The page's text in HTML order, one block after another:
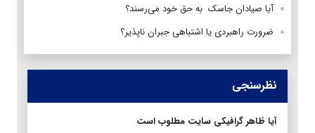
آیا صیادان جاسک به حق خود می‌رسند؟
ضرورت راهبردی یا اشتباهی جبران ناپذیر؟
نظرسنجی
آیا ظاهر گرافیکی سایت مطلوب است